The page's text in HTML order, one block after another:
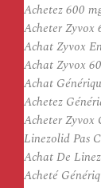
Achetez 600
Acheter Zyvox
Achat Zyvox
Achat Zyvox
Achat
Achetez
Acheter Zyvox
Linezolid Pas
Achat De
Acheté